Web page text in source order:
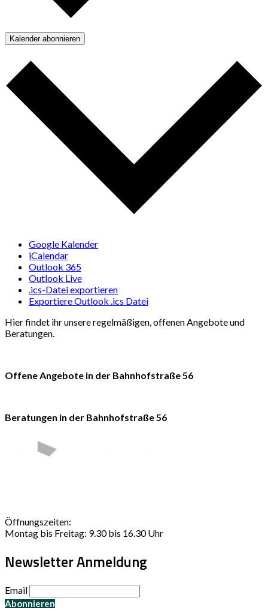
Kalender abonnieren
Google Kalender
iCalendar
Outlook 365
Outlook Live
.ics-Datei exportieren
Exportiere Outlook .ics Datei
Hier findet ihr unsere regelmäßigen, offenen Angebote und
Beratungen.
Offene Angebote in der Bahnhofstraße 56
Beratungen in der Bahnhofstraße 56
Öffnungszeiten:
Montag bis Freitag: 9.30 bis 16.30 Uhr
Newsletter Anmeldung
Email